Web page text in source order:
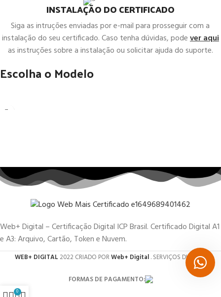
INSTALAÇÃO DO CERTIFICADO
Siga as intruções enviadas por e-mail para prosseguir com a
instalação do seu certificado. Caso tenha dúvidas, podever aqui
as instruções sobre a instalação ou solicitar ajuda do suporte.
Escolha o Modelo
Web+ Digital – Certificação Digital ICP Brasil. Certificado Digital A1
e A3: Arquivo, Cartão, Token e Nuvem.
WEB+ DIGITAL 2022 CRIADO PORWeb+ Digital. SERVIÇOS DIGITAIS.
FORMAS DE PAGAMENTO:
0